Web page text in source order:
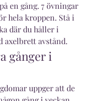
en gång. 7 övningar
hela kroppen. Stå i
där du håller i
axelbrett avstånd.
gånger i
uppger att de